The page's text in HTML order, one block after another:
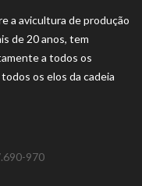
a avicultura de produção
de 20 anos, tem
a todos os
os elos da cadeia
970